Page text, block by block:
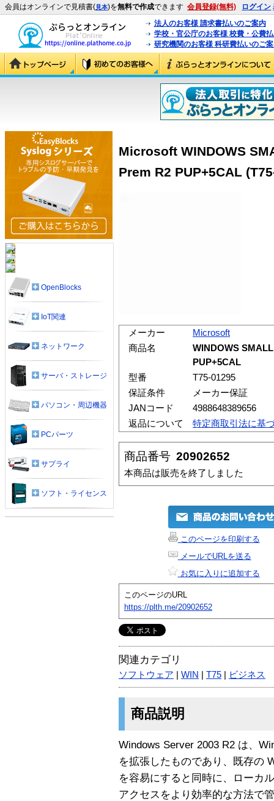
会員はオンラインで見積書(見本)を無料で作成できます 会員登録(無料) ログイン
法人のお客様 請求書払いのご案内
学校・官公庁のお客様 校費・公費
研究機関のお客様 科研費払いのご
Microsoft WINDOWS
Prem R2 PUP+5CAL
メーカー
Microsoft
商品名
WINDOWS
PUP+5CAL
型番
T75-01295
保証条件
メーカー保証
JANコード
4988648389656
返品について
特定商取引法に基
商品番号 20902652
本商品は販売を終了しました
このページを印刷する
メールでURLを送る
お気に入りに追加する
このページのURL
https://plth.me/20902652
関連カテゴリ
ソフトウェア WIN T75 ビジネス
商品説明
Windows Server 2003 R2 は、
を拡張したものであり、既存の
を容易にすると同時に、ローカ
アクセスをより効率的な方法で
OpenBlocks
IoT関連
ネットワーク
サーバ・ストレージ
パソコン・周辺機器
PCパーツ
サプライ
ソフト・ライセンス